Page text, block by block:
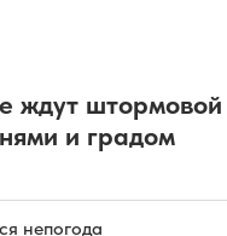
ждут штормовой
и градом
непогода